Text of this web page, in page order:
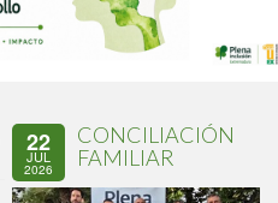
22
JUL
2026
CONCILIACIÓN
FAMILIAR